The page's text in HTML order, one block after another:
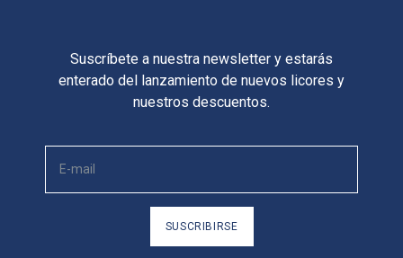
Suscríbete a nuestra newsletter y estarás
enterado del lanzamiento de nuevos licores y
nuestros descuentos.
SUSCRIBIRSE